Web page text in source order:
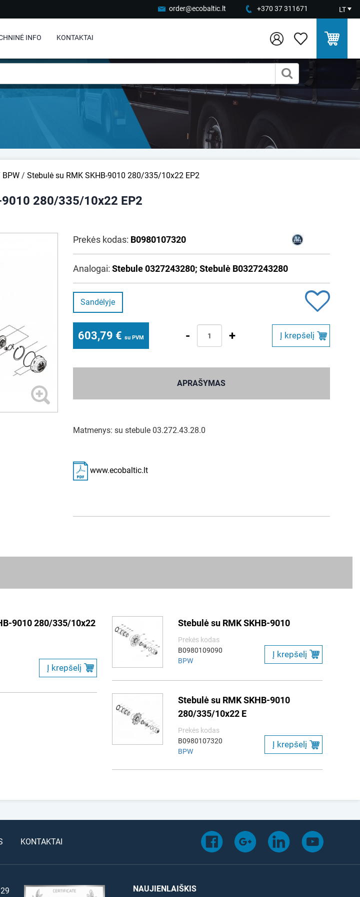
order@ecobaltic.lt +370 37 311671 LT
INFO KONTAKTAI
BPW / Stebulė su RMK SKHB-9010 280/335/10x22 EP2
9010 280/335/10x22 EP2
Prekės kodas: B0980107320
Analogai: Stebule 0327243280; Stebulė B0327243280
Sandėlyje
603,79 € su PVM - + Į krepšelį
APRAŠYMAS
Matmenys: su stebule 03.272.43.28.0
www.ecobaltic.lt
9010 280/335/10x22
Į krepšelį
Stebulė su RMK SKHB-9010
Prekės kodas
B0980109090
BPW
Į krepšelį
Stebulė su RMK SKHB-9010
280/335/10x22 E
Prekės kodas
B0980107320
BPW
Į krepšelį
KONTAKTAI
NAUJIENLAIŠKIS